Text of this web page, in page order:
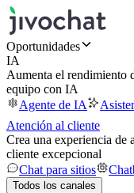
Oportunidades
IA
Aumenta el rendimiento
equipo con IA
Agente de IA
Atención al cliente
Crea una experiencia de
cliente excepcional
Chat para sitios
Todos los canales